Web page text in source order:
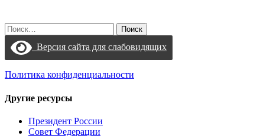
Найти:
Версия сайта для слабовидящих
Политика конфиденциальности
Другие ресурсы
Президент России
Совет Федерации